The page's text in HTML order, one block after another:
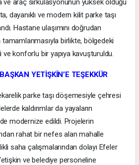
ve araç sirkülasyonunun yüksek olduğu
dayanıklı ve modern kilit parke taşı
Hastane ulaşımını doğrudan
birlikte, bölgedeki
ve konforlu bir yapıya kavuşturuldu.
YETİŞKİN’E TEŞEKKÜR
parke taşı döşemesiyle çehresi
kaldırımlar da yayaların
modernize edildi. Projelerin
rahat bir nefes alan mahalle
saha çalışmalarından dolayı Efeler
ve belediye personeline